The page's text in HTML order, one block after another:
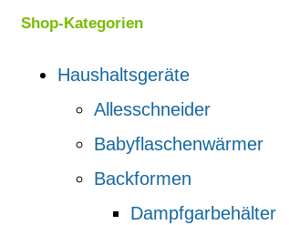
Shop-Kategorien
Haushaltsgeräte
Allesschneider
Babyflaschenwärmer
Backformen
Dampfgarbehälter